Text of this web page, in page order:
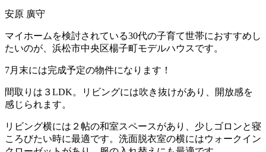
安原 廣守
マイホームを検討されている30代の子育て世帯におすすめし
たいのが、浜松市中央区楊子町モデルハウスです。
7月末には完成予定の物件になります！
間取りは３LDK。リビングには吹き抜けがあり、開放感を
感じられます。
リビング横には２帖の和室スペースがあり、少しゴロンと寝
ころびたい時に最適です。洗面脱衣室の横にはウォークイン